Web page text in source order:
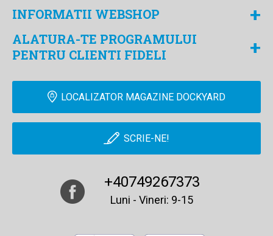
INFORMATII WEBSHOP +
ALATURA-TE PROGRAMULUI
PENTRU CLIENTI FIDELI
+
LOCALIZATOR MAGAZINE DOCKYARD
+40749267373
Luni - Vineri: 9-15
SCRIE-NE!